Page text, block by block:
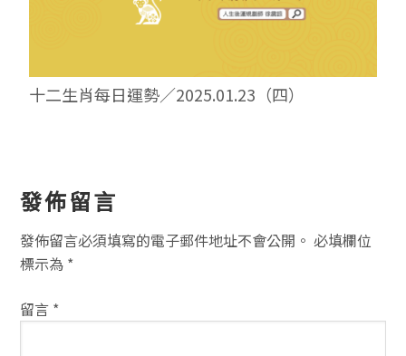
十二生肖每日運勢／2025.01.23（四）
讀
者
互
動
方
發佈留言
發佈留言必須填寫的電子郵件地址不會公開。 必填欄位
標示為 *
留言 *